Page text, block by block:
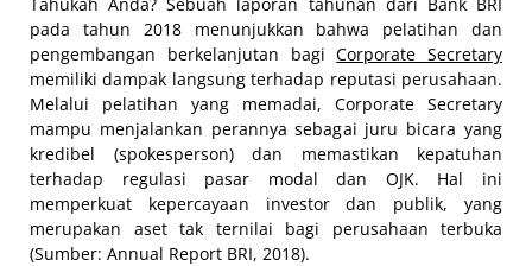
pada tahun 2018 menunjukkan bahwa pelatihan dan
pengembangan berkelanjutan bagiCorporate Secretary
memiliki dampak langsung terhadap reputasi perusahaan.
Melalui pelatihan yang memadai, Corporate Secretary
mampu menjalankan perannya sebagai juru bicara yang
kredibel (spokesperson) dan memastikan kepatuhan
terhadap regulasi pasar modal dan OJK. Hal ini
memperkuat kepercayaan investor dan publik, yang
merupakan aset tak ternilai bagi perusahaan terbuka
(Sumber: Annual Report BRI, 2018).